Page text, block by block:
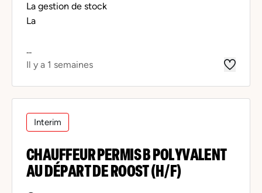
La gestion de stock
La
...
Il y a 1 semaines
Interim
CHAUFFEUR PERMIS B POLYVALENT
AU DÉPART DE ROOST (H/F)